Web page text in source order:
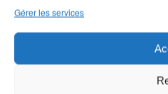
Gérer les services
Le contenu, la
nom et le logo dehttp://
soumis au copyright et
exclusive. Toute